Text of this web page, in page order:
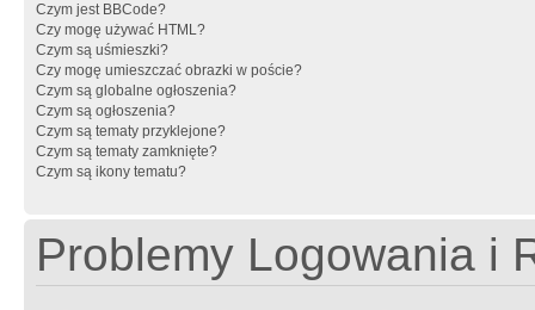
Czym jest BBCode?
Czy mogę używać HTML?
Czym są uśmieszki?
Czy mogę umieszczać obrazki w poście?
Czym są globalne ogłoszenia?
Czym są ogłoszenia?
Czym są tematy przyklejone?
Czym są tematy zamknięte?
Czym są ikony tematu?
Problemy Logowania i